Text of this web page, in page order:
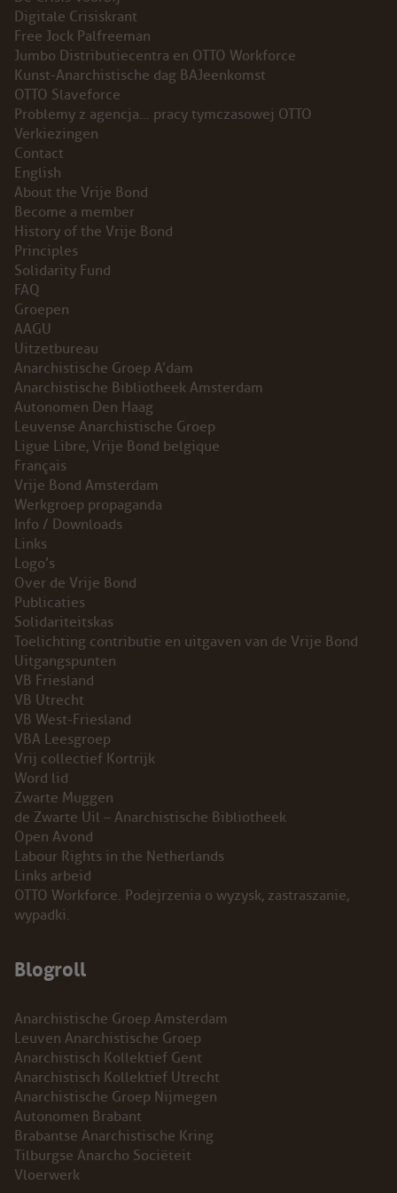
INSTAGRAM
BLUESKY
ENGLISH
ABOUT THE VRIJE BOND
PRINCIPLES
BECOME A MEMBER
SOLIDARITY FUND
HISTORY OF THE VRIJE BOND
FREE ASSOCIATION
Digitale Crisiskrant
Free Jock Palfreeman
Jumbo Distributiecentra en OTTO Workforce
Kunst-Anarchistische dag BAJeenkomst
OTTO Slaveforce
Problemy z agencja… pracy tymczasowej OTTO
Verkiezingen
Contact
English
About the Vrije Bond
Become a member
History of the Vrije Bond
Principles
Solidarity Fund
FAQ
Groepen
AAGU
Uitzetbureau
Anarchistische Groep A’dam
Anarchistische Bibliotheek Amsterdam
Autonomen Den Haag
Leuvense Anarchistische Groep
Ligue Libre, Vrije Bond belgique
Français
Vrije Bond Amsterdam
Werkgroep propaganda
Info / Downloads
Links
Logo’s
Over de Vrije Bond
Publicaties
Solidariteitskas
Toelichting contributie en uitgaven van de Vrije Bond
Uitgangspunten
VB Friesland
VB Utrecht
VB West-Friesland
VBA Leesgroep
Vrij collectief Kortrijk
Word lid
Zwarte Muggen
de Zwarte Uil – Anarchistische Bibliotheek
Open Avond
Labour Rights in the Netherlands
Links arbeid
OTTO Workforce. Podejrzenia o wyzysk, zastraszanie,
wypadki.
Blogroll
Anarchistische Groep Amsterdam
Leuven Anarchistische Groep
Anarchistisch Kollektief Gent
Anarchistisch Kollektief Utrecht
Anarchistische Groep Nijmegen
Autonomen Brabant
Brabantse Anarchistische Kring
Tilburgse Anarcho Sociëteit
Vloerwerk